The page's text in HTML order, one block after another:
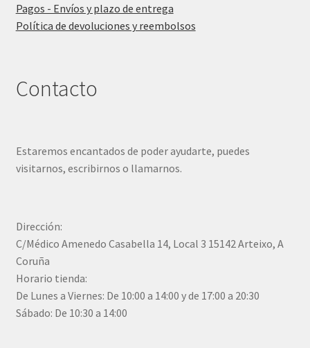
Pagos - Envíos y plazo de entrega
Política de devoluciones y reembolsos
Contacto
Estaremos encantados de poder ayudarte, puedes
visitarnos, escribirnos o llamarnos.
Dirección:
C/Médico Amenedo Casabella 14, Local 3 15142 Arteixo, A
Coruña
Horario tienda:
De Lunes a Viernes: De 10:00 a 14:00 y de 17:00 a 20:30
Sábado: De 10:30 a 14:00